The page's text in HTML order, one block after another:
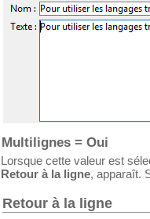
Multilignes = Oui
Lorsque cette valeur est
Retour à la ligne, apparaît.
Retour à la ligne